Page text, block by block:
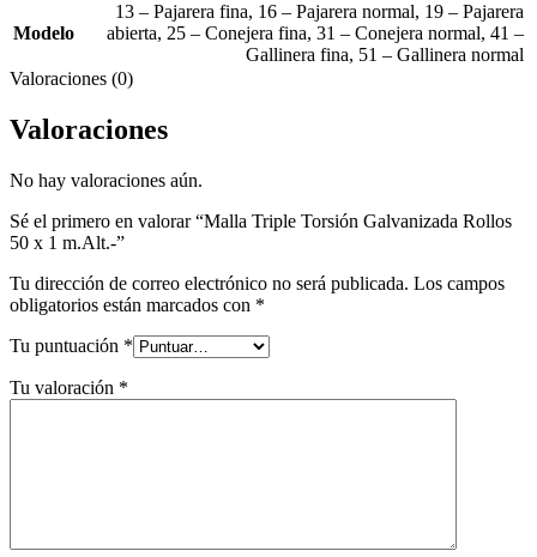
Modelo
13 – Pajarera fina, 16 – Pajarera normal, 19 – Pajarera
abierta, 25 – Conejera fina, 31 – Conejera normal, 41 –
Gallinera fina, 51 – Gallinera normal
Valoraciones (0)
Valoraciones
No hay valoraciones aún.
Sé el primero en valorar “Malla Triple Torsión Galvanizada Rollos
50 x 1 m.Alt.-”
Tu dirección de correo electrónico no será publicada. Los campos
obligatorios están marcados con *
Tu puntuación *
Tu valoración *